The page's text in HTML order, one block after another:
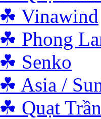
☘ Vinawind
☘ Phong
☘ Senko
☘ Asia /
☘ Quạt